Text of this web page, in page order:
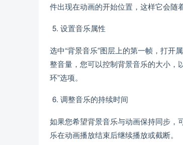
件出现在动画的开始位置，这样它会随
设置音乐属性
选中“背景音乐”图层上的第一帧，打开
整音量，您可以控制背景音乐的大小，
环”选项。
调整音乐的持续时间
如果您希望背景音乐与动画保持同步，
乐在动画播放结束后继续播放或截断。